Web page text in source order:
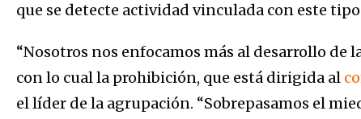
que se detecte actividad vinculada con este
“Nosotros nos enfocamos más al desarrollo de
con lo cual la prohibición, que está dirigida al
el líder de la agrupación. “Sobrepasamos el